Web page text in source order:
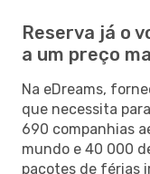
Reserva já o
a um preço
Na eDreams,
que necessita
690 companhias
mundo e 40 000
pacotes de férias